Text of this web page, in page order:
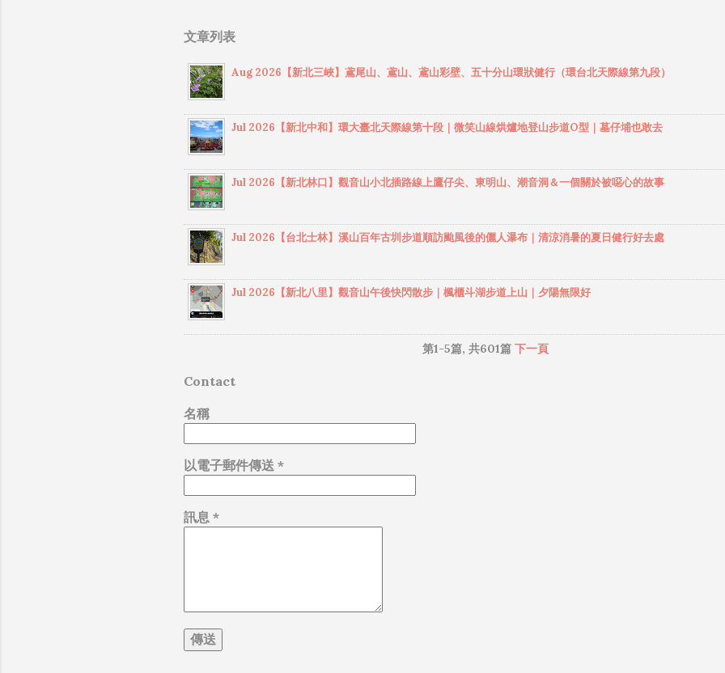
久島的介紹影片： [屋久島 | Yakushima] A Fulfilling Journey | 生命が満た
る旅 [Documentary] [4K] 【4K】夏に行きたい！日本最初の世界遺産 屋
Yakushima 4k 【屋久島 Yakushima】BREATHTAKING KAGOSHIMA〜心
巴士站，搭乘空港直行巴士，前往鹿兒島中央駅，在附近晃了一圈，熟
正好是屋久島一年之中，颱風最多的月份，降雨量也不少，這個時期應
文章列表
Aug 2026【新北三峽】鳶尾山、鳶山、鳶山彩壁、五十分山環狀健行（環台北天際線第九段）
Jul 2026【新北中和】環大臺北天際線第十段｜微笑山線烘爐地登山步道O型｜墓仔埔也敢去
Jul 2026【新北林口】觀音山小北插路線上鷹仔尖、東明山、潮音洞＆一個關於被噁心的故事
Jul 2026【台北士林】溪山百年古圳步道順訪颱風後的儷人瀑布｜清涼消暑的夏日健行好去處
Jul 2026【新北八里】觀音山午後快閃散步｜楓櫃斗湖步道上山｜夕陽無限好
第1-5篇, 共601篇 下一頁
Contact
名稱
以電子郵件傳送 *
訊息 *